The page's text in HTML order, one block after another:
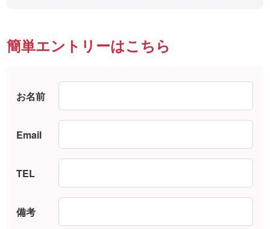
簡単エントリーはこちら
お名前
Email
TEL
備考